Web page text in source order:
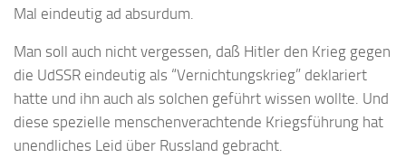
Mal eindeutig ad absurdum.
Man soll auch nicht vergessen, daß Hitler den Krieg gegen
die UdSSR eindeutig als “Vernichtungskrieg” deklariert
hatte und ihn auch als solchen geführt wissen wollte. Und
diese spezielle menschenverachtende Kriegsführung hat
unendliches Leid über Russland gebracht.